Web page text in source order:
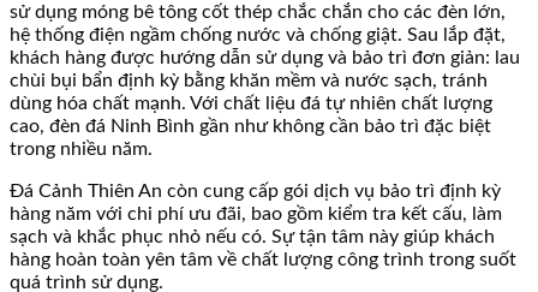
sử dụng móng bê tông cốt thép chắc chắn cho các đèn lớn,
hệ thống điện ngầm chống nước và chống giật. Sau lắp đặt,
khách hàng được hướng dẫn sử dụng và bảo trì đơn giản: lau
chùi bụi bẩn định kỳ bằng khăn mềm và nước sạch, tránh
dùng hóa chất mạnh. Với chất liệu đá tự nhiên chất lượng
cao, đèn đá Ninh Bình gần như không cần bảo trì đặc biệt
trong nhiều năm.
Đá Cảnh Thiên An còn cung cấp gói dịch vụ bảo trì định kỳ
hàng năm với chi phí ưu đãi, bao gồm kiểm tra kết cấu, làm
sạch và khắc phục nhỏ nếu có. Sự tận tâm này giúp khách
hàng hoàn toàn yên tâm về chất lượng công trình trong suốt
quá trình sử dụng.